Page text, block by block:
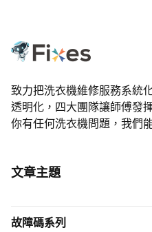
致力把洗衣機維修服務系統
透明化，四大團隊讓師傅發
你有任何洗衣機問題，我們
文章主題
故障碼系列